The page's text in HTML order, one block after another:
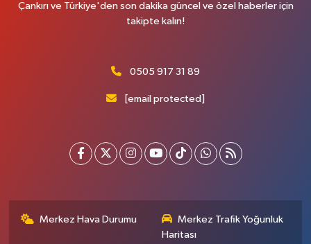
Çankırı ve Türkiye'den son dakika güncel ve özel haberler için
takipte kalın!
0505 917 31 89
[email protected]
Merkez Hava Durumu
Merkez Trafik Yoğunluk
Haritası